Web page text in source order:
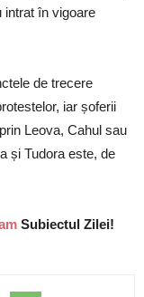
intrat în vigoare
de trecere
iar șoferii
Leova, Cahul sau
și Tudora este, de
Subiectul Zilei!